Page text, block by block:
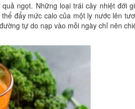
ngọt. Những loại trái cây nhiệt đới
đẩy mức calo của một ly nước lên
tự do nạp vào mỗi ngày chỉ nên